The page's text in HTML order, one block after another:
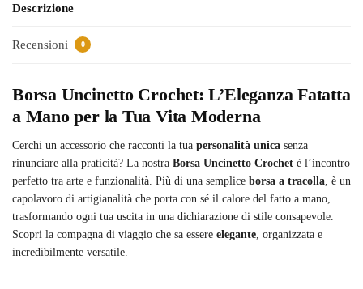
Descrizione
Recensioni 0
Borsa Uncinetto Crochet: L’Eleganza Fatatta
a Mano per la Tua Vita Moderna
Cerchi un accessorio che racconti la tua personalità unica senza
rinunciare alla praticità? La nostra Borsa Uncinetto Crochet è l’incontro
perfetto tra arte e funzionalità. Più di una semplice borsa a tracolla, è un
capolavoro di artigianalità che porta con sé il calore del fatto a mano,
trasformando ogni tua uscita in una dichiarazione di stile consapevole.
Scopri la compagna di viaggio che sa essere elegante, organizzata e
incredibilmente versatile.